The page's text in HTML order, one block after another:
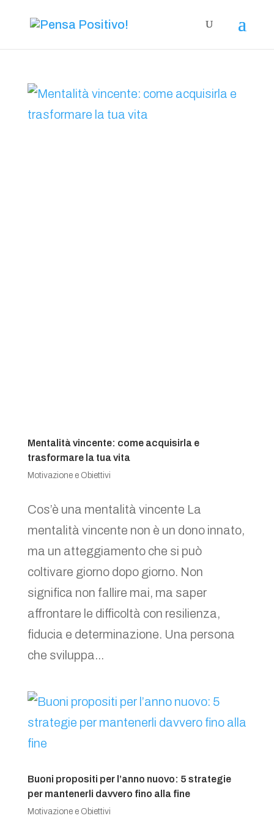
Mentalità vincente: come acquisirla e
trasformare la tua vita
Motivazione e Obiettivi
Cos’è una mentalità vincente La
mentalità vincente non è un dono innato,
ma un atteggiamento che si può
coltivare giorno dopo giorno. Non
significa non fallire mai, ma saper
affrontare le difficoltà con resilienza,
fiducia e determinazione. Una persona
che sviluppa...
Buoni propositi per l’anno nuovo: 5 strategie
per mantenerli davvero fino alla fine
Motivazione e Obiettivi